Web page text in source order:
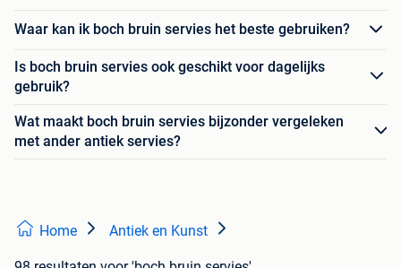
Waar kan ik boch bruin servies het beste gebruiken?
Is boch bruin servies ook geschikt voor dagelijks
gebruik?
Wat maakt boch bruin servies bijzonder vergeleken
met ander antiek servies?
Home Antiek en Kunst